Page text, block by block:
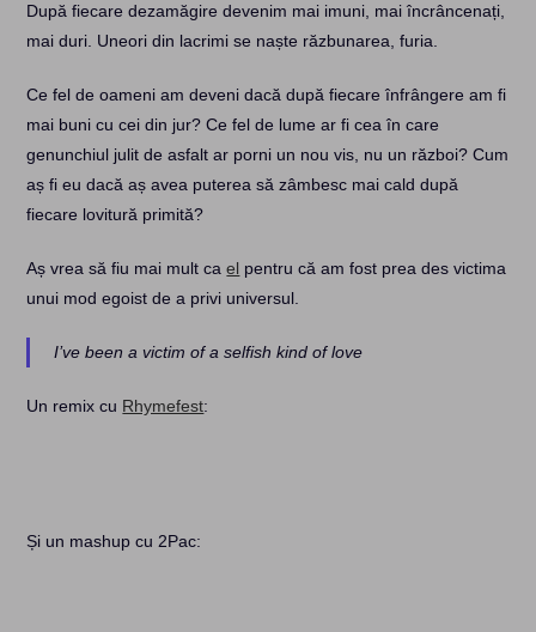
După fiecare dezamăgire devenim mai imuni, mai încrâncenați,
mai duri. Uneori din lacrimi se naște răzbunarea, furia.
Ce fel de oameni am deveni dacă după fiecare înfrângere am fi
mai buni cu cei din jur? Ce fel de lume ar fi cea în care
genunchiul julit de asfalt ar porni un nou vis, nu un război? Cum
aș fi eu dacă aș avea puterea să zâmbesc mai cald după
fiecare lovitură primită?
Aș vrea să fiu mai mult cael pentru că am fost prea des victima
unui mod egoist de a privi universul.
I’ve been a victim of a selfish kind of love
Un remix cu Rhymefest:
Și un mashup cu 2Pac: